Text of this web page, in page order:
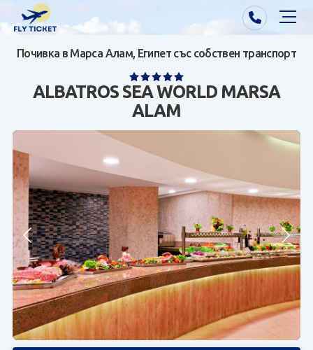
Почивки от Варна
Екзотика
Почивки от София/Пловдив/Бургас
Самолетни билети
Визи
Контакти
За нас
ЗАПИТВАНЕ
Почивка в Марса Алам, Египет със собствен транспорт
ALBATROS SEA WORLD MARSA
ALAM